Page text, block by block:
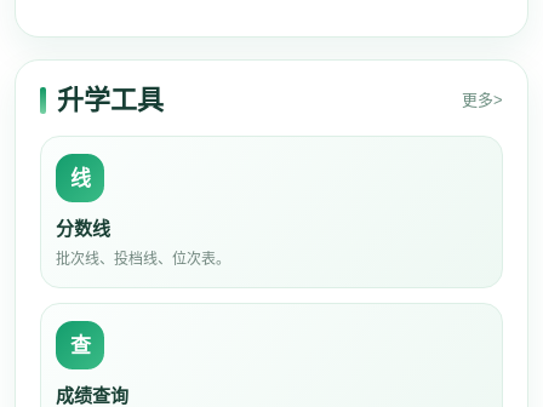
升学工具 更多>
线
分数线
批次线、投档线、位次表。
查
成绩查询